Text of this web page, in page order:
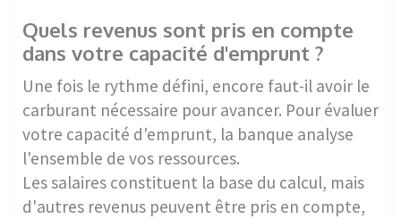
Quels revenus sont pris en compte
dans votre capacité d'emprunt ?
Une fois le rythme défini, encore faut-il avoir le
carburant nécessaire pour avancer. Pour évaluer
votre capacité d'emprunt, la banque analyse
l'ensemble de vos ressources.
Les salaires constituent la base du calcul, mais
d'autres revenus peuvent être pris en compte,